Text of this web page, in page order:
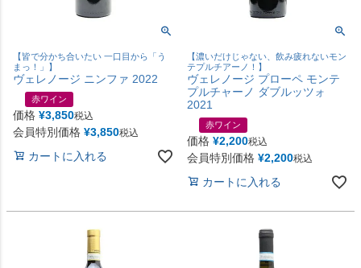
【皆で分かち合いたい 一口目から「う
まっ！」】
ヴェレノージ ニンファ 2022
赤ワイン
価格 ¥3,850税込
会員特別価格 ¥3,850税込
カートに入れる
【濃いだけじゃない、飲み疲れないモン
テプルチアーノ！】
ヴェレノージ プローペ モンテ
プルチャーノ ダブルッツォ
2021
赤ワイン
価格 ¥2,200税込
会員特別価格 ¥2,200税込
カートに入れる